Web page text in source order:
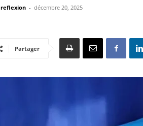
reflexion - décembre 20, 2025
Partager